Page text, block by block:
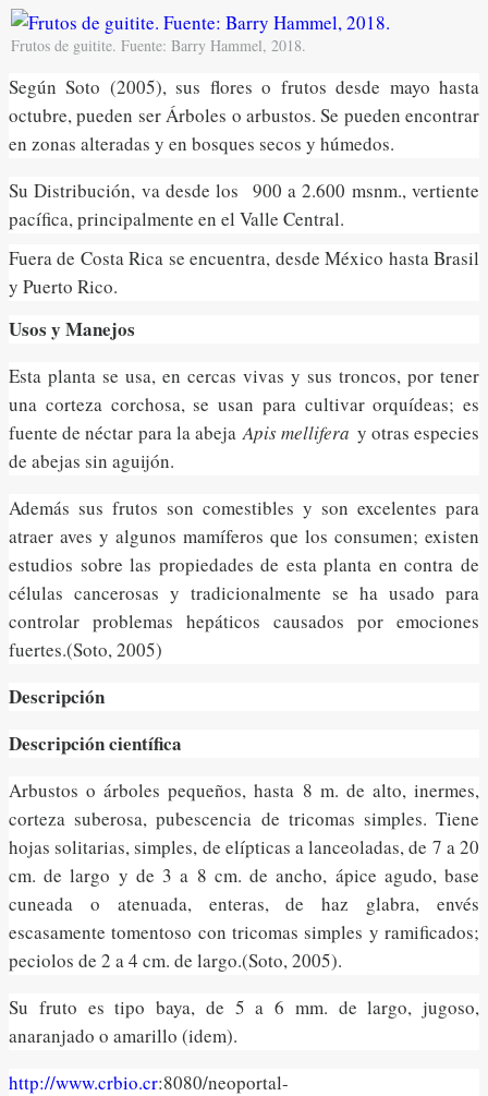
Frutos de guitite. Fuente: Barry Hammel, 2018.
Según Soto (2005), sus flores o frutos desde mayo hasta
octubre, pueden ser Árboles o arbustos. Se pueden encontrar
en zonas alteradas y en bosques secos y húmedos.
Su Distribución, va desde los 900 a 2.600 msnm., vertiente
pacífica, principalmente en el Valle Central.
Fuera de Costa Rica se encuentra, desde México hasta Brasil
y Puerto Rico.
Usos y Manejos
Esta planta se usa, en cercas vivas y sus troncos, por tener
una corteza corchosa, se usan para cultivar orquídeas; es
fuente de néctar para la abejaApis mellifera y otras especies
de abejas sin aguijón.
Además sus frutos son comestibles y son excelentes para
atraer aves y algunos mamíferos que los consumen; existen
estudios sobre las propiedades de esta planta en contra de
células cancerosas y tradicionalmente se ha usado para
controlar problemas hepáticos causados por emociones
fuertes.(Soto, 2005)
Descripción
Descripción científica
Arbustos o árboles pequeños, hasta 8 m. de alto, inermes,
corteza suberosa, pubescencia de tricomas simples. Tiene
hojas solitarias, simples, de elípticas a lanceoladas, de 7 a 20
cm. de largo y de 3 a 8 cm. de ancho, ápice agudo, base
cuneada o atenuada, enteras, de haz glabra, envés
escasamente tomentoso con tricomas simples y ramificados;
peciolos de 2 a 4 cm. de largo.(Soto, 2005).
Su fruto es tipo baya, de 5 a 6 mm. de largo, jugoso,
anaranjado o amarillo (idem).
http://www.crbio.cr:8080/neoportal-